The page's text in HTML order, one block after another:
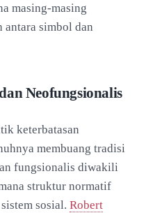
masing-masing
antara simbol dan
Neofungsionalis
keterbatasan
membuang tradisi
fungsionalis diwakili
struktur normatif
sosial. Robert